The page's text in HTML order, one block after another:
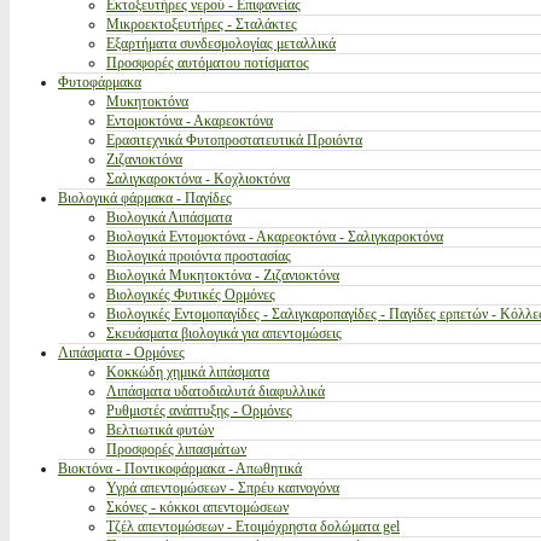
Εκτοξευτήρες νερού - Επιφανείας
Μικροεκτοξευτήρες - Σταλάκτες
Εξαρτήματα συνδεσμολογίας μεταλλικά
Προσφορές αυτόματου ποτίσματος
Φυτοφάρμακα
Μυκητοκτόνα
Εντομοκτόνα - Ακαρεοκτόνα
Ερασιτεχνικά Φυτοπροστατευτικά Προιόντα
Ζιζανιοκτόνα
Σαλιγκαροκτόνα - Κοχλιοκτόνα
Βιολογικά φάρμακα - Παγίδες
Βιολογικά Λιπάσματα
Βιολογικά Εντομοκτόνα - Ακαρεοκτόνα - Σαλιγκαροκτόνα
Βιολογικά προιόντα προστασίας
Βιολογικά Μυκητοκτόνα - Ζιζανιοκτόνα
Βιολογικές Φυτικές Ορμόνες
Βιολογικές Εντομοπαγίδες - Σαλιγκαροπαγίδες - Παγίδες ερπετών -
Σκευάσματα βιολογικά για απεντομώσεις
Λιπάσματα - Ορμόνες
Κοκκώδη χημικά λιπάσματα
Λιπάσματα υδατοδιαλυτά διαφυλλικά
Ρυθμιστές ανάπτυξης - Ορμόνες
Βελτιωτικά φυτών
Προσφορές λιπασμάτων
Βιοκτόνα - Ποντικοφάρμακα - Απωθητικά
Υγρά απεντομώσεων - Σπρέυ καπνογόνα
Σκόνες - κόκκοι απεντομώσεων
Τζέλ απεντομώσεων - Ετοιμόχρηστα δολώματα gel